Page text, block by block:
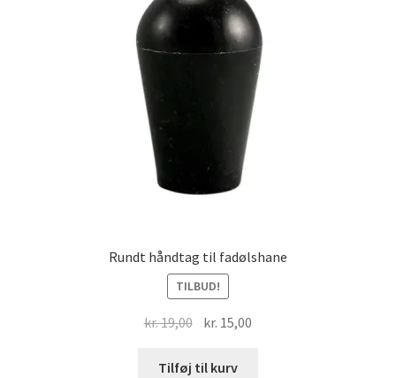
Rundt håndtag til fadølshane
TILBUD!
kr.19,00 Den
pris
kr. 15,00
Tilføj til kurv